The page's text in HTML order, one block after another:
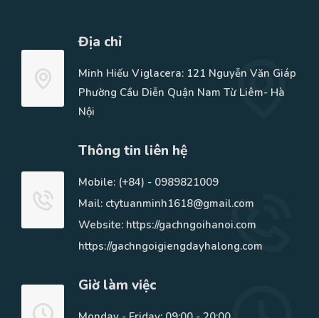
Địa chỉ
Minh Hiếu Viglacera: 121 Nguyễn Văn Giáp
Phường Cầu Diễn Quận Nam Từ Liêm- Hà
Nội
Thông tin liên hệ
Mobile: (+84) - 0989821009
Mail: ctytuanminh1618@gmail.com
Website: https://gachngoihanoi.com
https://gachngoigiengdayhalong.com
Giờ làm việc